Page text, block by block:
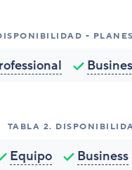
-
TABLA 2.
Equipo Business